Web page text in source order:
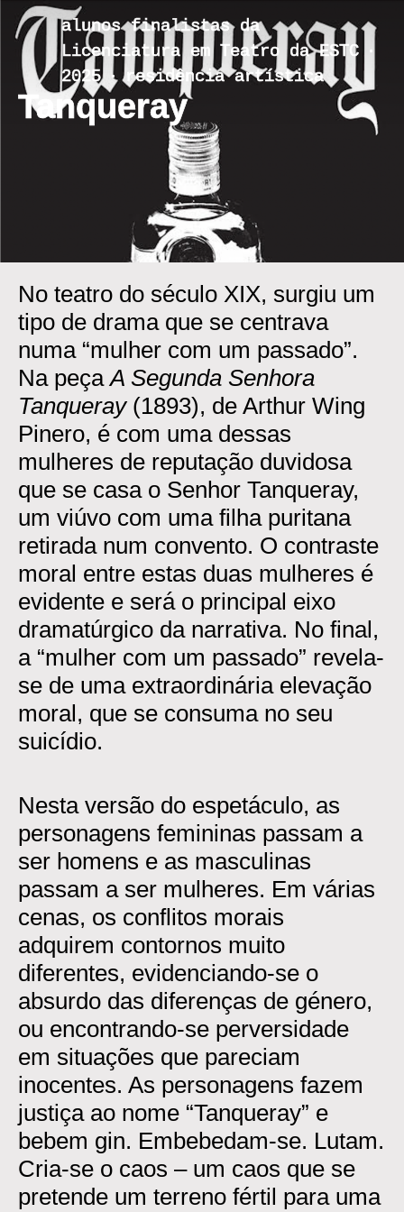
Skip
content
alunos finalistas da
Licenciatura em Teatro da ESTC ‧
2025 ‧ residência artística
Tanqueray
No teatro do século XIX, surgiu um
tipo de drama que se centrava
numa “mulher com um passado”.
Na peçaA Segunda Senhora
Tanqueray(1893), de Arthur Wing
Pinero, é com uma dessas
mulheres de reputação duvidosa
que se casa o Senhor Tanqueray,
um viúvo com uma filha puritana
retirada num convento. O contraste
moral entre estas duas mulheres é
evidente e será o principal eixo
dramatúrgico da narrativa. No final,
a “mulher com um passado” revela-
se de uma extraordinária elevação
moral, que se consuma no seu
suicídio.
Nesta versão do espetáculo, as
personagens femininas passam a
ser homens e as masculinas
passam a ser mulheres. Em várias
cenas, os conflitos morais
adquirem contornos muito
diferentes, evidenciando-se o
absurdo das diferenças de género,
ou encontrando-se perversidade
em situações que pareciam
inocentes. As personagens fazem
justiça ao nome “Tanqueray” e
bebem gin. Embebedam-se. Lutam.
Cria-se o caos – um caos que se
pretende um terreno fértil para uma